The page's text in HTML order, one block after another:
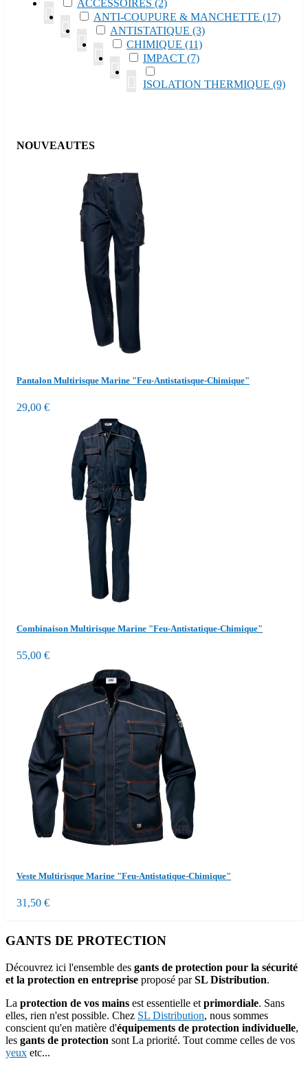

ACCESSOIRES (2)

ANTI-COUPURE & MANCHETTE (17)

ANTISTATIQUE (3)

CHIMIQUE (11)

IMPACT (7)
ISOLATION THERMIQUE (9)
MANUTENTION GÉNÉRALE

ÉTANCHE AUX HUILES & GRAISSES
NOUVEAUTES
Pantalon Multirisque Marine "Feu-Antistatisque-Chimique"
29,00 €
Combinaison Multirisque Marine "Feu-Antistatique-Chimique"
55,00 €
Veste Multirisque Marine "Feu-Antistatique-Chimique"
31,50 €
GANTS DE PROTECTION
Découvrez ici l'ensemble des gants de protection pour la sécurité
et la protection en entreprise proposé parSL Distribution.
La protection de vos mains est essentielle et primordiale. Sans
elles, rien n'est possible. Chez SL Distribution, nous sommes
conscient qu'en matière d'équipements de protection individuelle,
les gants de protection sont La priorité. Tout comme celles de vos
yeux etc...